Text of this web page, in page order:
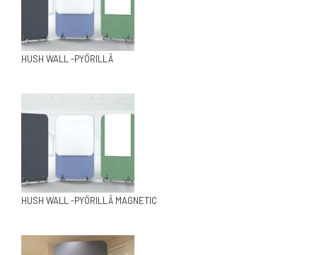
HUSH WALL -PYÖRILLÄ
HUSH WALL -PYÖRILLÄ MAGNETIC